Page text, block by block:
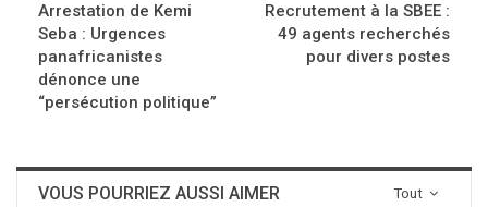
Arrestation de Kemi
Seba : Urgences
panafricanistes
dénonce une
“persécution politique”
Recrutement à la SBEE :
49 agents recherchés
pour divers postes
Tout
VOUS POURRIEZ AUSSI AIMER